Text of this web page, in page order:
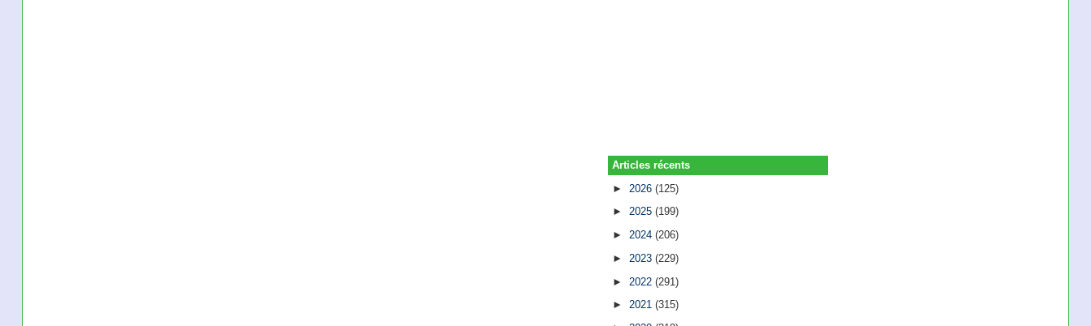
Articles récents
► 2026(125)
►2025(199)
►2024(206)
► 2023(229)
► 2022(291)
►2021(315)